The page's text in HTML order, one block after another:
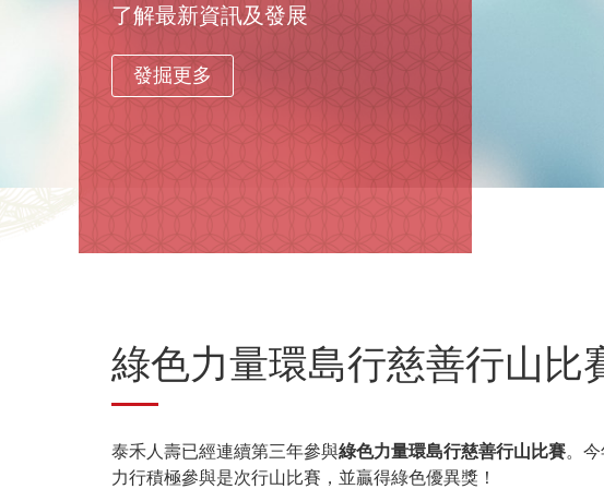
了解最新資訊及發展
發掘更多
綠色力量環島行慈善行山比
泰禾人壽已經連續第三年參與綠色力量環島行慈善行山比賽。
力行積極參與是次行山比賽，並贏得綠色優異獎！